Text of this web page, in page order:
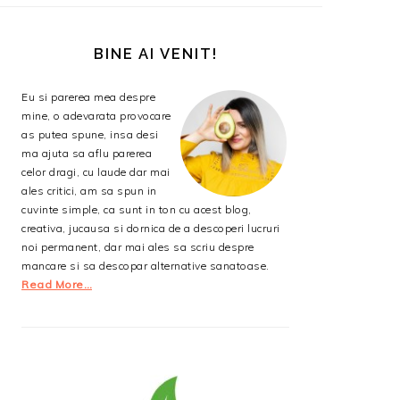
PRINCIPALĂBINE AI VENIT!
Eu si parerea mea despre
mine, o adevarata provocare
as putea spune, insa desi
ma ajuta sa aflu parerea
celor dragi, cu laude dar mai
ales critici, am sa spun in
cuvinte simple, ca sunt in ton cu acest blog,
creativa, jucausa si dornica de a descoperi lucruri
noi permanent, dar mai ales sa scriu despre
mancare si sa descopar alternative sanatoase.
Read More…